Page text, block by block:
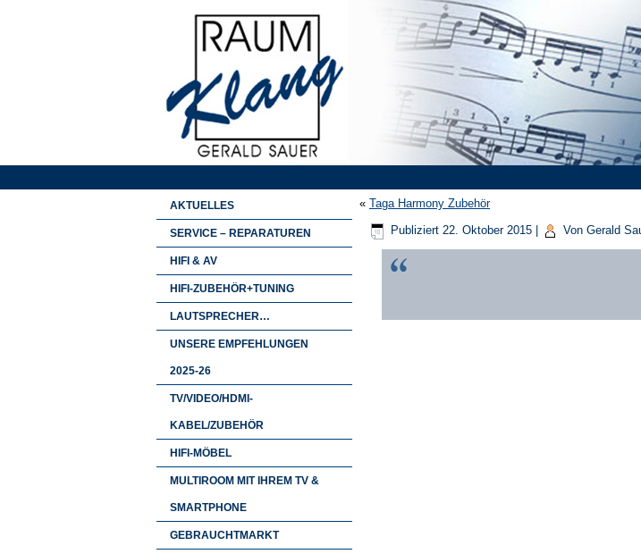
AKTUELLES
SERVICE – REPARATUREN
HIFI & AV
HIFI-ZUBEHÖR+TUNING
LAUTSPRECHER…
UNSERE EMPFEHLUNGEN
2025-26
TV/VIDEO/HDMI-
KABEL/ZUBEHÖR
HIFI-MÖBEL
MULTIROOM MIT IHREM TV &
SMARTPHONE
GEBRAUCHTMARKT
« Taga Harmony Zubehör
Publiziert 22. Oktober 2015 Von Gerald